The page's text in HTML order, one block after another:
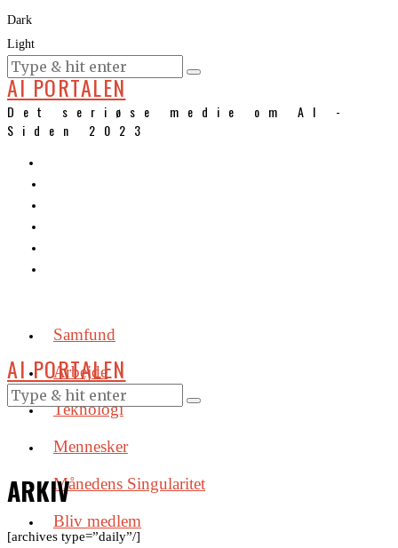
Dark
Light
KURSER
AI PORTALEN
Det seriøse medie om AI -
Siden 2023
Samfund
Arbejde
Teknologi
Mennesker
Månedens Singularitet
Bliv medlem
AI PORTALEN
ARKIV
[archives type=”daily”/]